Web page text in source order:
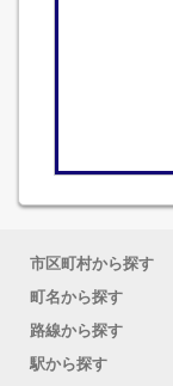
市区町村から探す
町名から探す
路線から探す
駅から探す